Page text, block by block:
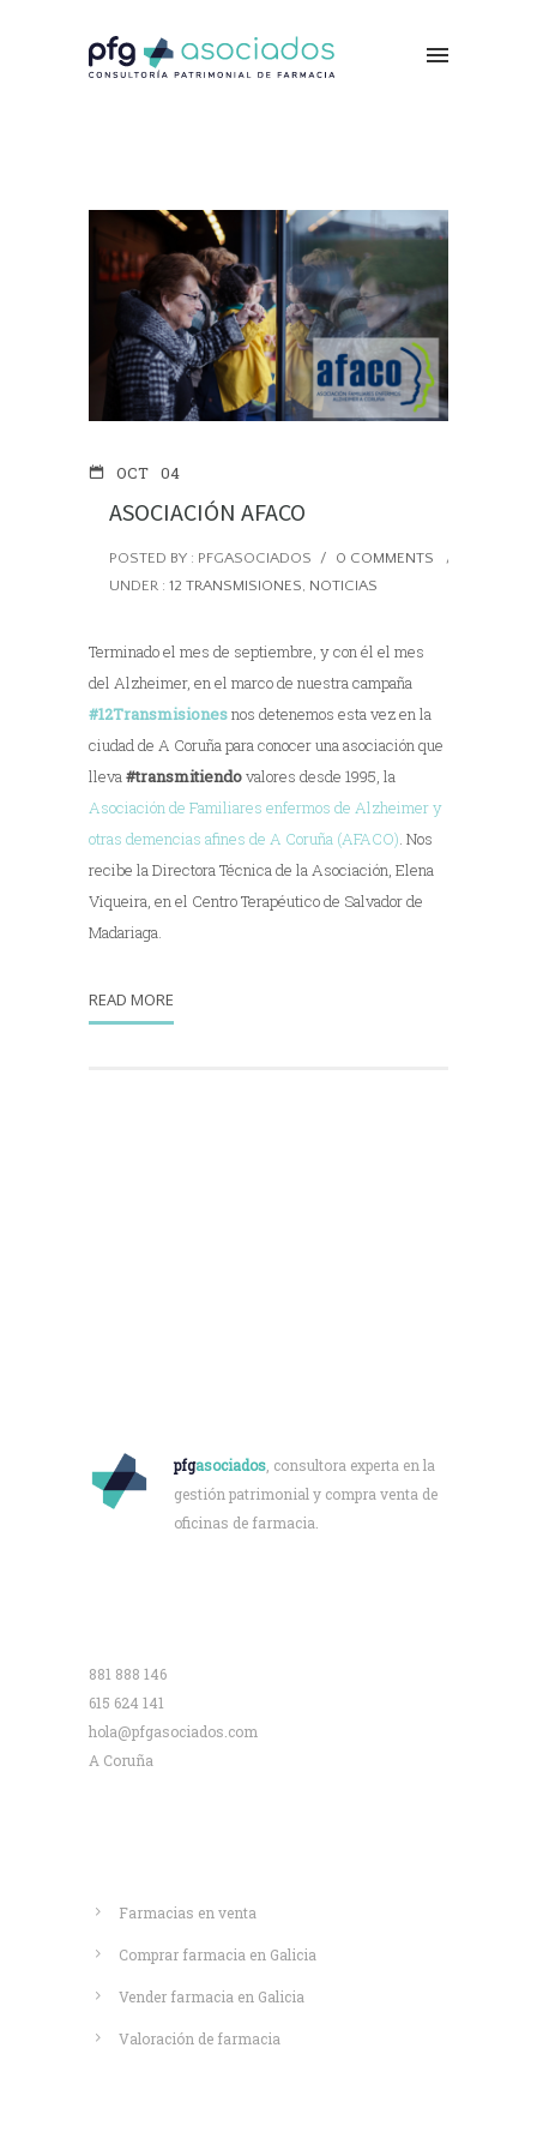
OCT 04
ASOCIACIÓN AFACO
POSTED BY : PFGASOCIADOS / 0 COMMENTS
/
UNDER : 12 TRANSMISIONES, NOTICIAS
Terminado el mes de septiembre, y con él el mes
del Alzheimer, en el marco de nuestra campaña
#12Transmisionesnos detenemos esta vez en la
ciudad de A Coruña para conocer una asociación que
lleva#transmitiendovalores desde 1995, la
Asociación de Familiares enfermos de Alzheimer y
otras demencias afines de A Coruña (AFACO). Nos
recibe la Directora Técnica de la Asociación, Elena
Viqueira, en el Centro Terapéutico de Salvador de
Madariaga.
READ MORE
pfgasociados , consultora experta en la
gestión patrimonial y compra venta de
oficinas de farmacia.
881 888 146
615 624 141
hola@pfgasociados.com
A Coruña
Farmacias en venta
Comprar farmacia en Galicia
Vender farmacia en Galicia
Valoración de farmacia